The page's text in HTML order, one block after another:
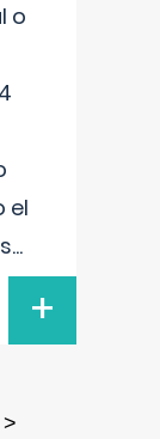
o
el
...
+